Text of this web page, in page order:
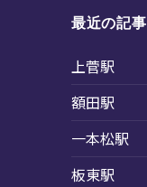
最近の記事
上菅駅
額田駅
一本松駅
板東駅